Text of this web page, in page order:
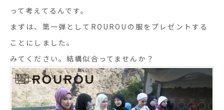
って考えてるんです。
まずは、第一弾として ROUROU の服をプレゼントする
ことにしました。
みてください。結構似合ってませんか？